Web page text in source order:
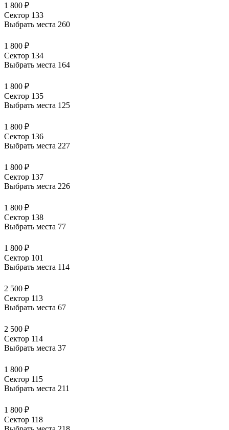
1 800 ₽
Сектор 133
Выбрать места 260
1 800 ₽
Сектор 134
Выбрать места 164
1 800 ₽
Сектор 135
Выбрать места 125
1 800 ₽
Сектор 136
Выбрать места 227
1 800 ₽
Сектор 137
Выбрать места 226
1 800 ₽
Сектор 138
Выбрать места 77
1 800 ₽
Сектор 101
Выбрать места 114
2 500 ₽
Сектор 113
Выбрать места 67
2 500 ₽
Сектор 114
Выбрать места 37
1 800 ₽
Сектор 115
Выбрать места 211
1 800 ₽
Сектор 118